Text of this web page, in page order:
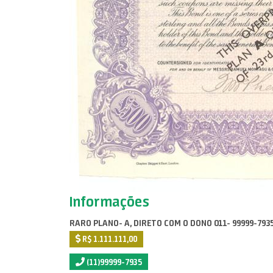
Informações
RARO PLANO- A, DIRETO COM O DONO 011- 99999-
R$ 1.111.111,00
(11)99999-7935